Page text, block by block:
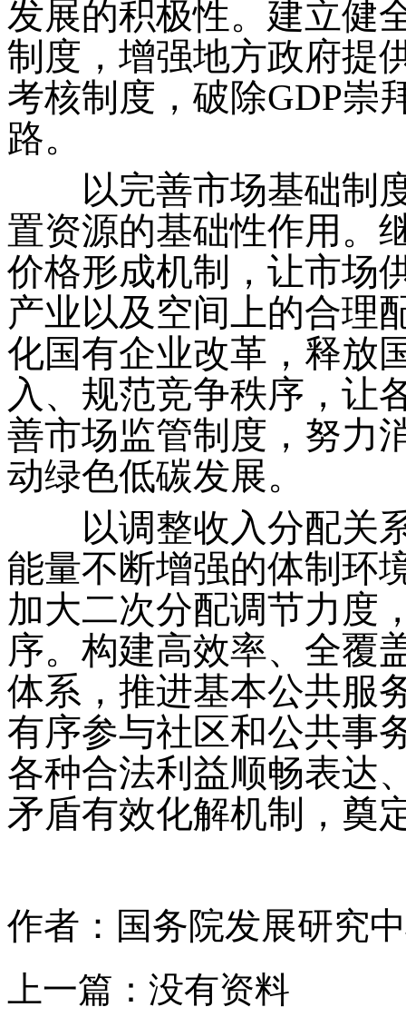
发展的积极性。建立健
制度，增强地方政府提
考核制度，破除GDP崇
路。
以完善市场基础制度
置资源的基础性作用。
价格形成机制，让市场
产业以及空间上的合理
化国有企业改革，释放
入、规范竞争秩序，让
善市场监管制度，努力
动绿色低碳发展。
以调整收入分配关系
能量不断增强的体制环
加大二次分配调节力度
序。构建高效率、全覆
体系，推进基本公共服
有序参与社区和公共事
各种合法利益顺畅表达
矛盾有效化解机制，奠
作者：国务院发展研究
上一篇： 没有资料